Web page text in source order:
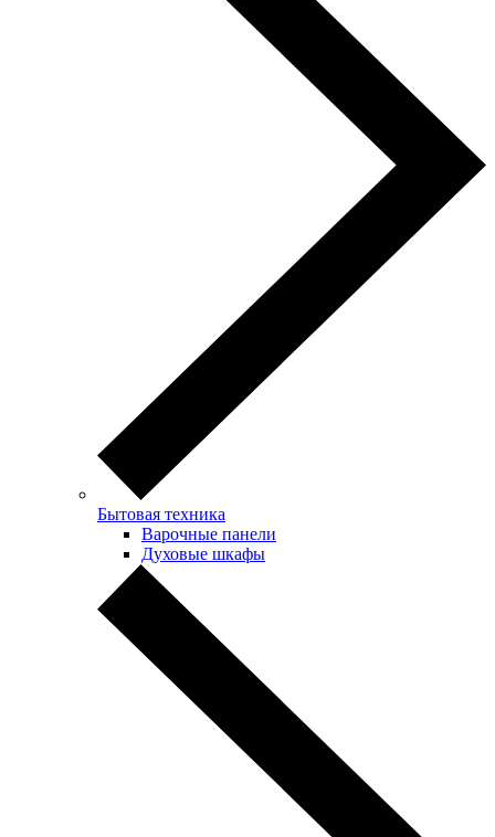
Бытовая техника
Варочные панели
Духовые шкафы